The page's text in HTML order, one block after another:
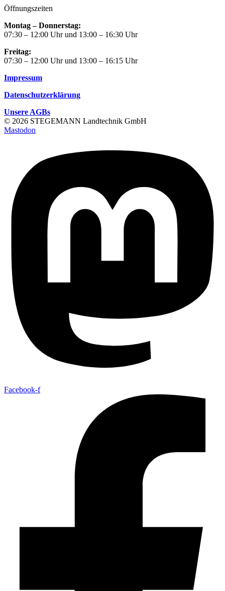
Öffnungszeiten
Montag – Donnerstag:
07:30 – 12:00 Uhr und 13:00 – 16:30 Uhr
Freitag:
07:30 – 12:00 Uhr und 13:00 – 16:15 Uhr
Impressum
Datenschutzerklärung
Unsere AGBs
© 2026 STEGEMANN Landtechnik GmbH
Mastodon
Facebook-f